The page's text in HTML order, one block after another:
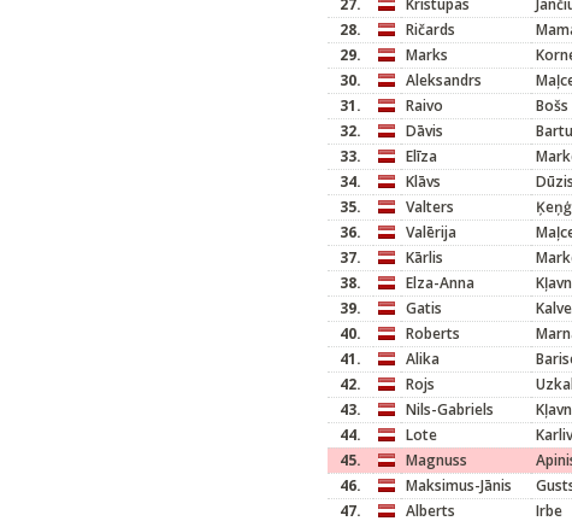
27.
Kristupas
28.
Ričards
29.
Marks
30.
Aleksandrs
31.
Raivo Bošs
32.
Dāvis
33.
Elīza
34.
Klāvs Dūzis
35.
Valters
36.
Valērija
37.
Kārlis
38.
Elza-Anna
39.
Gatis
40.
Roberts
41.
Alika
42.
Rojs
43.
Nils-Gabriels
44.
Lote
45.
Magnuss
46.
Maksimus-Jānis
47.
Alberts Irbe